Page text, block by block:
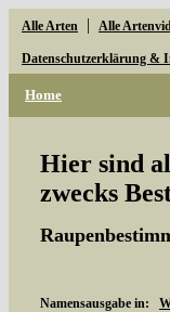
Alle Arten | Alle
Datenschutzerklärung &
Home
Hier sind
zwecks
Namensausgabe in: